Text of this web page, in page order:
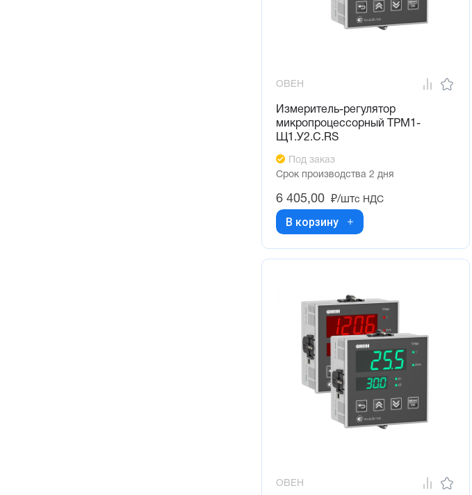
ОВЕН
Измеритель-регулятор
микропроцессорный ТРМ1-
Щ1.У2.С.RS
Под заказ
Срок производства 2 дня
6 405,00 ₽/штс НДС
В корзину
ОВЕН